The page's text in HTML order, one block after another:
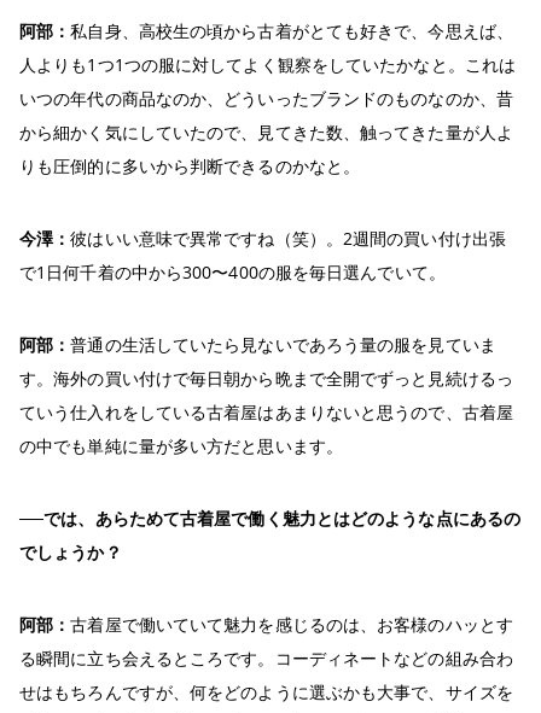
阿部：私自身、高校生の頃から古着がとても好きで、今思えば、
人よりも1つ1つの服に対してよく観察をしていたかなと。これは
いつの年代の商品なのか、どういったブランドのものなのか、昔
から細かく気にしていたので、見てきた数、触ってきた量が人よ
りも圧倒的に多いから判断できるのかなと。
今澤：彼はいい意味で異常ですね（笑）。2週間の買い付け出張
で1日何千着の中から300〜400の服を毎日選んでいて。
阿部：普通の生活していたら見ないであろう量の服を見ていま
す。海外の買い付けで毎日朝から晩まで全開でずっと見続けるっ
ていう仕入れをしている古着屋はあまりないと思うので、古着屋
の中でも単純に量が多い方だと思います。
──では、あらためて古着屋で働く魅力とはどのような点にあるの
でしょうか？
阿部：古着屋で働いていて魅力を感じるのは、お客様のハッとす
る瞬間に立ち会えるところです。コーディネートなどの組み合わ
せはもちろんですが、何をどのように選ぶかも大事で、サイズを